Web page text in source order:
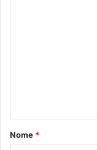
Nome *